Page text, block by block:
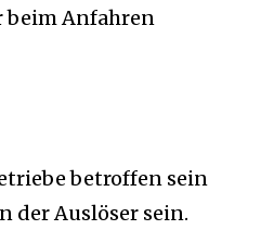
beim Anfahren
betroffen sein
der Auslöser sein.